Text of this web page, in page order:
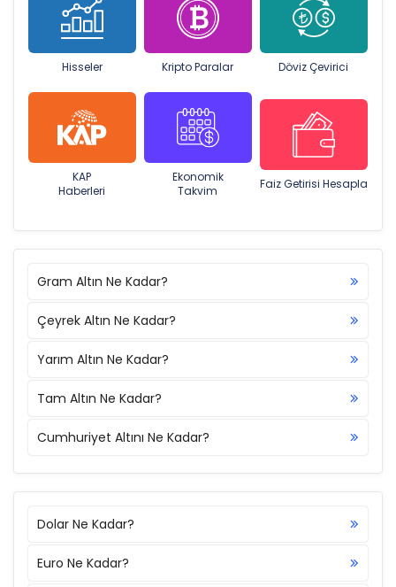
Hisseler Kripto Paralar Döviz Çevirici
KAP
Haberleri
Ekonomik
Takvim
Faiz Getirisi Hesapla
Gram Altın Ne Kadar?
Çeyrek Altın Ne Kadar?
Yarım Altın Ne Kadar?
Tam Altın Ne Kadar?
Cumhuriyet Altını Ne Kadar?
Dolar Ne Kadar?
Euro Ne Kadar?